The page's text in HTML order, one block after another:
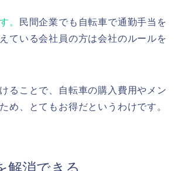
。
民間企業でも自転車で通勤手当を
ている会社員の方は会社のルールを
ることで、自転車の購入費用やメン
め、とてもお得だというわけです。
解消できる